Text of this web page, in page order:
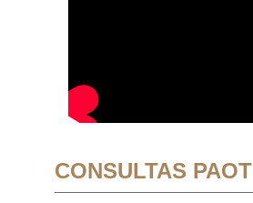
CONSULTAS PAOT